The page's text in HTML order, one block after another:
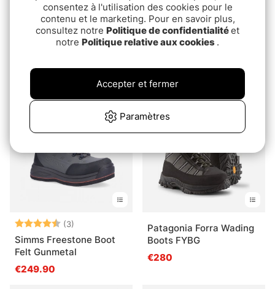
Note: (4)4.8 sur 5 étoiles
Westin Landing Gloves
€28.90
Nikwax Stain Scrub -
125ml
Note: (3)
Simms Freestone Boot
Felt Gunmetal
€249.90
Patagonia Forra Wading
Boots FYBG
€280
consentez à l'utilisation des cookies pour le
contenu et le marketing. Pour en savoir plus,
consultez notre Politique de confidentialitéet
notre Politique relative aux cookies .
Paramètres
Accepter et fermer